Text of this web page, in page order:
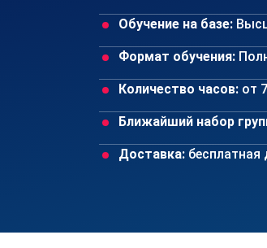
Обучение на базе:
Формат обучения:
Количество часов: от
Ближайший набор
Доставка: